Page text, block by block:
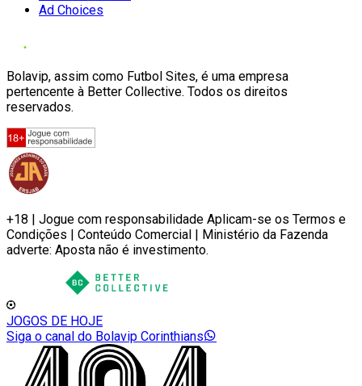
Ad Choices
Bolavip, assim como Futbol Sites, é uma empresa
pertencente à Better Collective. Todos os direitos
reservados.
+18 | Jogue com responsabilidade Aplicam-se os Termos e
Condições | Conteúdo Comercial | Ministério da Fazenda
adverte: Aposta não é investimento.
JOGOS DE HOJE
Siga o canal do Bolavip Corinthians